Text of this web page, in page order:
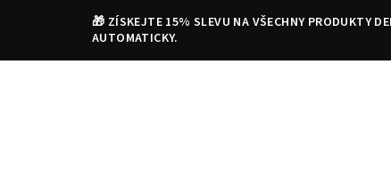
🎁 ZÍSKEJTE 15% SLEVU NA VŠECHNY PRODUKTY
AUTOMATICKY.